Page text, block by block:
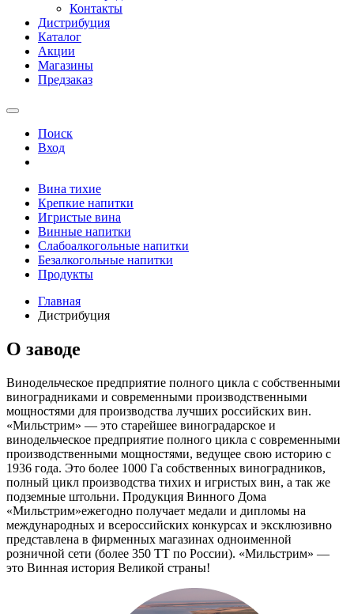
Контакты
Дистрибуция
Каталог
Акции
Магазины
Предзаказ
Поиск
Вход
Вина тихие
Крепкие напитки
Игристые вина
Винные напитки
Слабоалкогольные напитки
Безалкогольные напитки
Продукты
Главная
Дистрибуция
О заводе
Винодельческое предприятие полного цикла с собственными
виноградниками и современными производственными
мощностями для производства лучших российских вин.
«Мильстрим» — это старейшее виноградарское и
винодельческое предприятие полного цикла с современными
производственными мощностями, ведущее свою историю с
1936 года. Это более 1000 Га собственных виноградников,
полный цикл производства тихих и игристых вин, а так же
подземные штольни. Продукция Винного Дома
«Мильстрим»ежегодно получает медали и дипломы на
международных и всероссийских конкурсах и эксклюзивно
представлена в фирменных магазинах одноименной
розничной сети (более 350 ТТ по России). «Мильстрим» —
это Винная история Великой страны!